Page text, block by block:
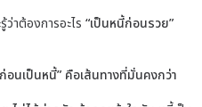
าต้องการอะไร “เป็นหนี้ก่อนรวย”
อนเป็นหนี้” คือเส้นทางที่มั่นคงกว่า